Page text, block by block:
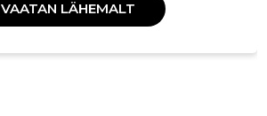
VAATAN LÄHEMALT